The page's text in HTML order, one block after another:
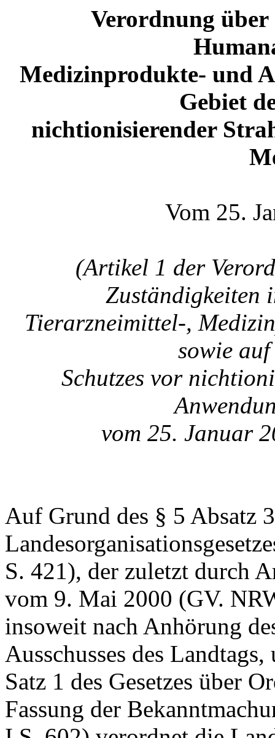
Verordnung
Medizinprodukte- und
Gebiet
nichtionisierender
Vom 25.
(Artikel 1 der
Zuständigkeiten
Tierarzneimittel-,
sowie auf
Schutzes vor
vom 25. Januar
Auf Grund des § 5 Absatz
S. 421), der zuletzt durch
vom 9. Mai 2000 (GV.
insoweit nach Anhörung
Ausschusses des
Satz 1 des Gesetzes über
Fassung der